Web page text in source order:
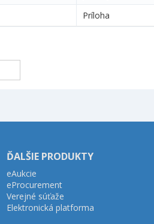
Príloha
ĎALŠIE PRODUKTY
eAukcie
eProcurement
Verejné súťaže
Elektronická platforma